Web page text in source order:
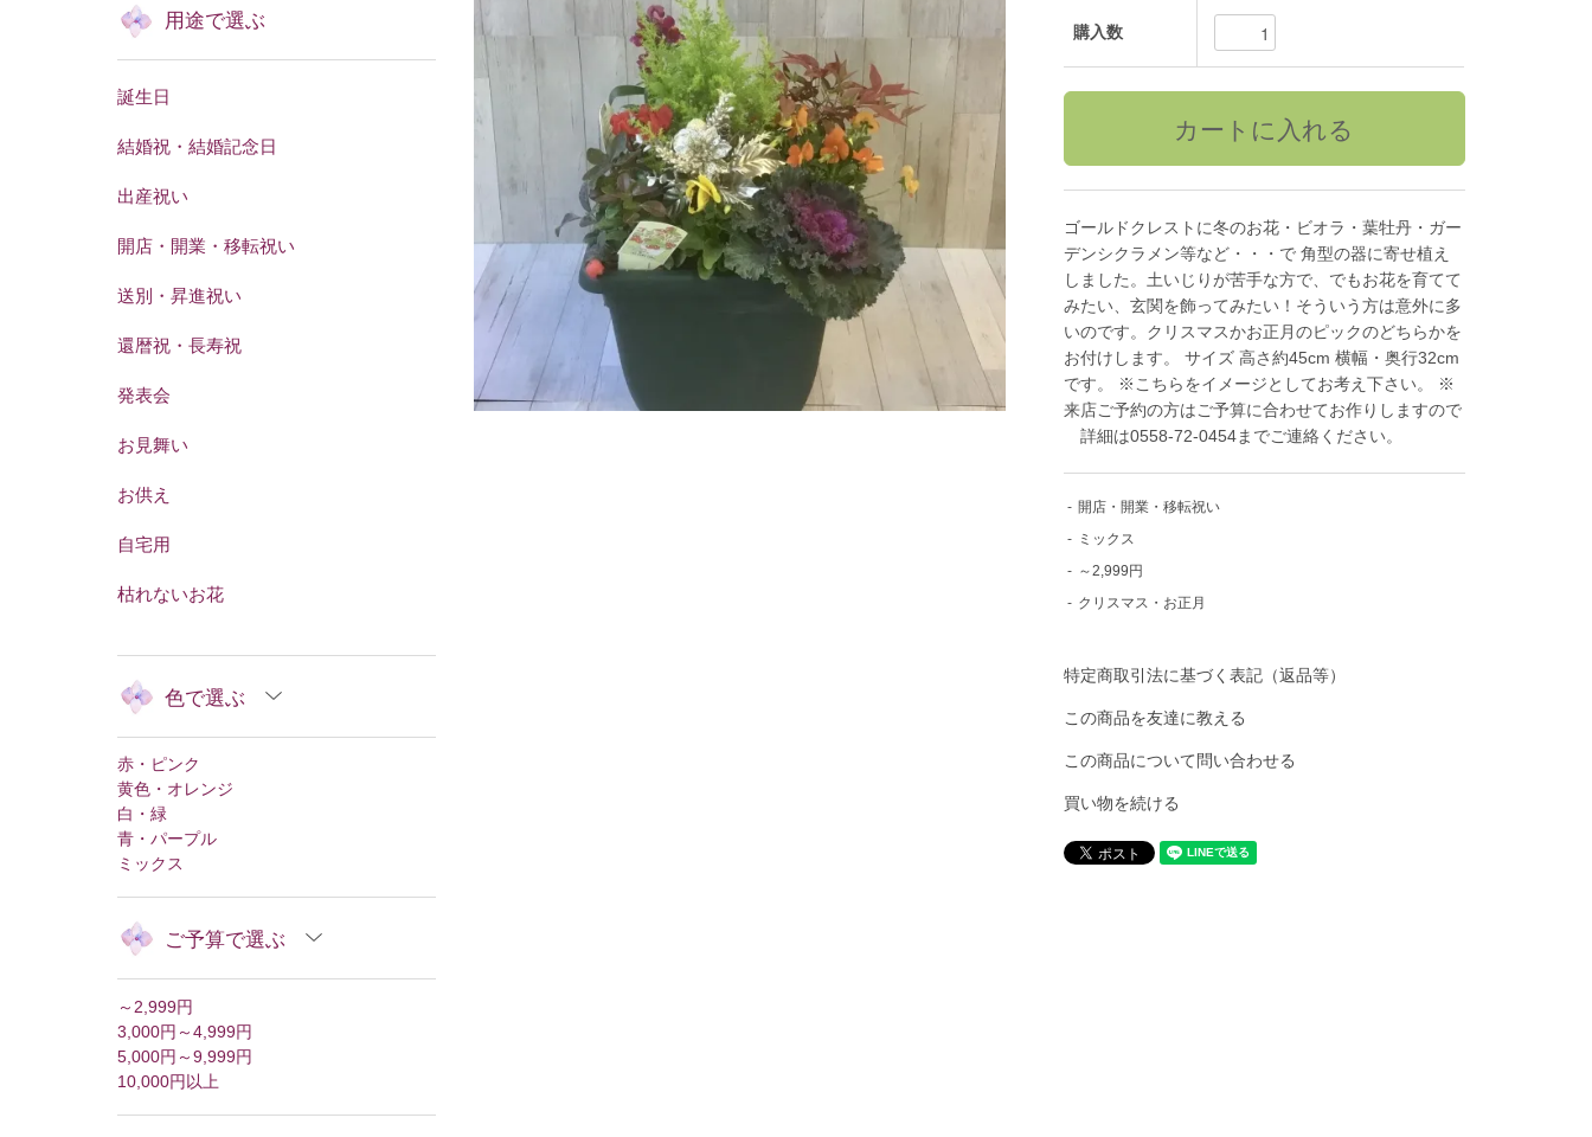
購入数
ゴールドクレストに冬のお花・ビオラ・葉牡丹・ガー
デンシクラメン等など・・・で 角型の器に寄せ植え
しました。土いじりが苦手な方で、でもお花を育てて
みたい、玄関を飾ってみたい！そういう方は意外に多
いのです。クリスマスかお正月のピックのどちらかを
お付けします。 サイズ 高さ約45cm 横幅・奥行32cm
です。 ※こちらをイメージとしてお考え下さい。 ※
来店ご予約の方はご予算に合わせてお作りしますので
詳細は0558-72-0454までご連絡ください。
- 開店・開業・移転祝い
- ミックス
- ～2,999円
- クリスマス・お正月
特定商取引法に基づく表記（返品等）
この商品を友達に教える
この商品について問い合わせる
買い物を続ける
用途で選ぶ
誕生日
結婚祝・結婚記念日
出産祝い
開店・開業・移転祝い
送別・昇進祝い
還暦祝・長寿祝
発表会
お見舞い
お供え
自宅用
枯れないお花
色で選ぶ
赤・ピンク
黄色・オレンジ
白・緑
青・パープル
ミックス
ご予算で選ぶ
～2,999円
3,000円～4,999円
5,000円～9,999円
10,000円以上